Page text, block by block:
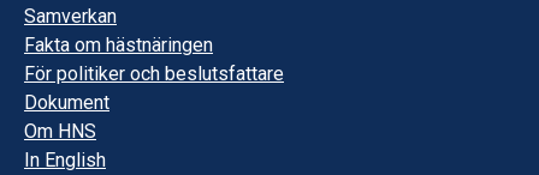
Samverkan
Fakta om hästnäringen
För politiker och beslutsfattare
Dokument
Om HNS
In English